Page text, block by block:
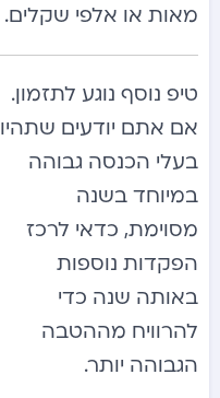
מאות או אלפי שקלים.
טיפ נוסף נוגע לתזמון.
אם אתם יודעים שתהיו
בעלי הכנסה גבוהה
במיוחד בשנה
מסוימת, כדאי לרכז
הפקדות נוספות
באותה שנה כדי
להרוויח מההטבה
הגבוהה יותר.